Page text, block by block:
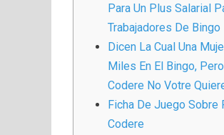
Para Un Plus Salarial
Trabajadores De Bingo
Dicen La Cual Una
Miles En El Bingo,
Codere No Votre
Ficha De Juego Sobre
Codere